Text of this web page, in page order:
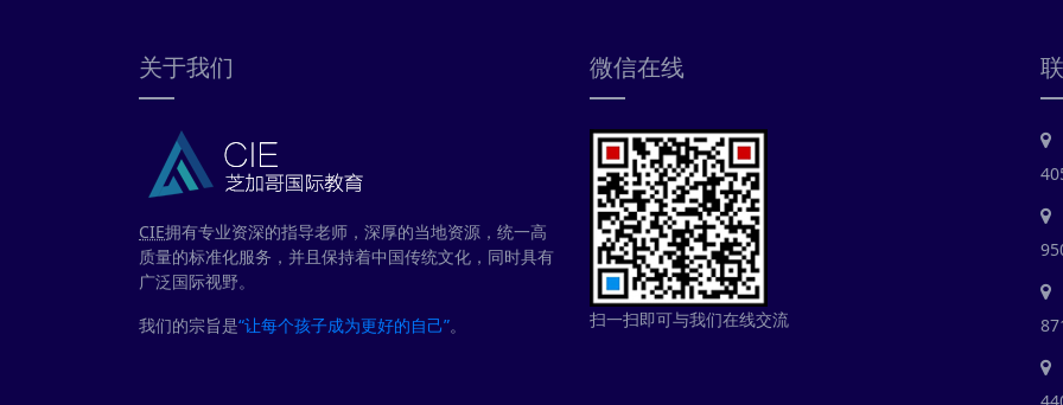
关于我们
CIE拥有专业资深的指导老师，深厚的当地资源，统一高
质量的标准化服务，并且保持着中国传统文化，同时具有
广泛国际视野。
我们的宗旨是“让每个孩子成为更好的自己”。
微信在线
扫一扫即可与我们在线交流